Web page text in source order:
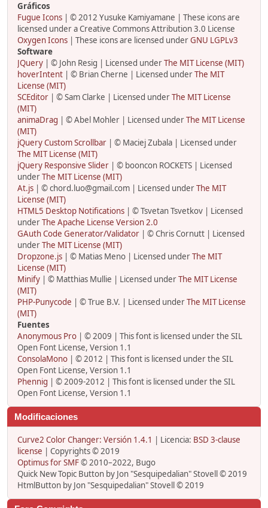
Gráficos
Fugue Icons | © 2012 Yusuke Kamiyamane | These icons are
licensed under a Creative Commons Attribution 3.0 License
Oxygen Icons | These icons are licensed underGNU LGPLv3
Software
JQuery | © John Resig | Licensed underThe MIT License (MIT)
hoverIntent | © Brian Cherne | Licensed underThe MIT
License (MIT)
SCEditor | © Sam Clarke | Licensed underThe MIT License
(MIT)
animaDrag | © Abel Mohler | Licensed underThe MIT License
(MIT)
jQuery Custom Scrollbar | © Maciej Zubala | Licensed under
The MIT License (MIT)
jQuery Responsive Slider | © booncon ROCKETS | Licensed
underThe MIT License (MIT)
At.js | © chord.luo@gmail.com | Licensed underThe MIT
License (MIT)
HTML5 Desktop Notifications | © Tsvetan Tsvetkov | Licensed
underThe Apache License Version 2.0
GAuth Code Generator/Validator | © Chris Cornutt | Licensed
underThe MIT License (MIT)
Dropzone.js | © Matias Meno | Licensed underThe MIT
License (MIT)
Minify | © Matthias Mullie | Licensed underThe MIT License
(MIT)
PHP-Punycode | © True B.V. | Licensed underThe MIT License
(MIT)
Fuentes
Anonymous Pro | © 2009 | This font is licensed under the SIL
Open Font License, Version 1.1
ConsolaMono | © 2012 | This font is licensed under the SIL
Open Font License, Version 1.1
Phennig | © 2009-2012 | This font is licensed under the SIL
Open Font License, Version 1.1
Modificaciones
Curve2 Color Changer: Versión 1.4.1 | Licencia: BSD 3-clause
license | Copyrights © 2019
Optimus for SMF© 2010–2022, Bugo
Quick New Topic Button by Jon "Sesquipedalian" Stovell © 2019
HtmlButton by Jon "Sesquipedalian" Stovell © 2019